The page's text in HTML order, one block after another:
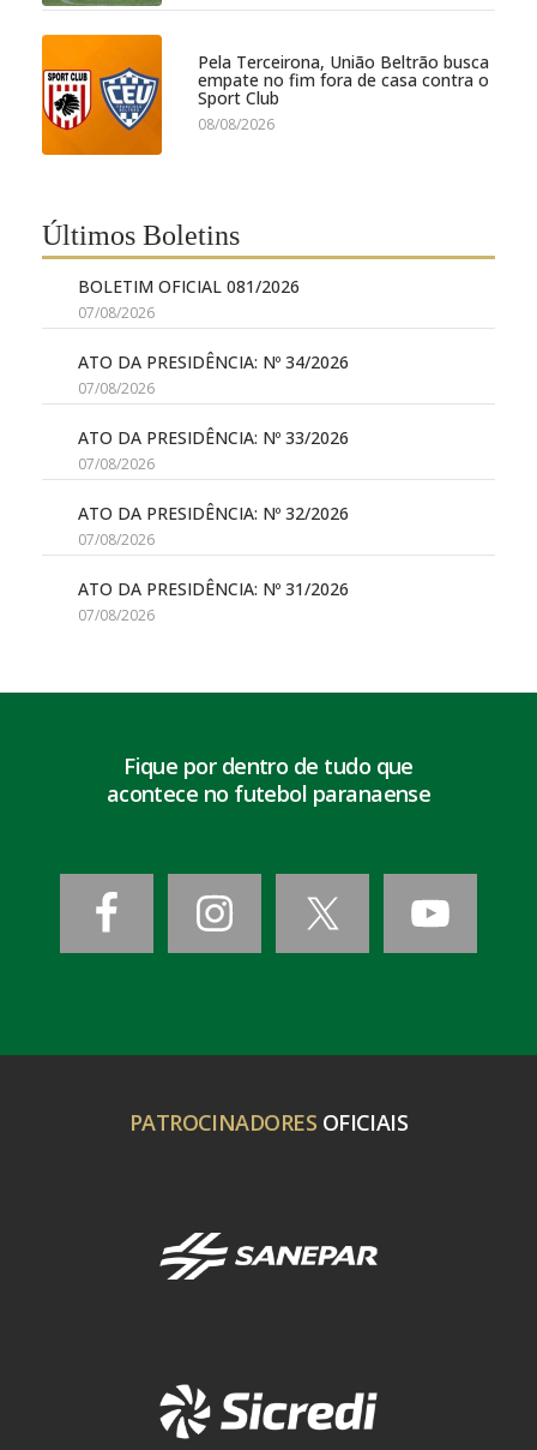
Pela Terceirona, União Beltrão busca
empate no fim fora de casa contra o
Sport Club
08/08/2026
Últimos Boletins
BOLETIM OFICIAL 081/2026
07/08/2026
ATO DA PRESIDÊNCIA: Nº 34/2026
07/08/2026
ATO DA PRESIDÊNCIA: Nº 33/2026
07/08/2026
ATO DA PRESIDÊNCIA: Nº 32/2026
07/08/2026
ATO DA PRESIDÊNCIA: Nº 31/2026
07/08/2026
Fique por dentro de tudo que
acontece no futebol paranaense
PATROCINADORES OFICIAIS